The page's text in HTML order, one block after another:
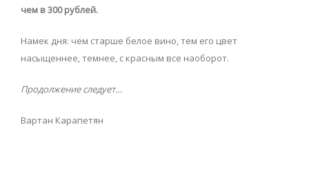
чем в 300 рублей.
Намек дня: чем старше белое вино, тем его цвет
насыщеннее, темнее, с красным все наоборот.
Продолжение следует…
Вартан Карапетян